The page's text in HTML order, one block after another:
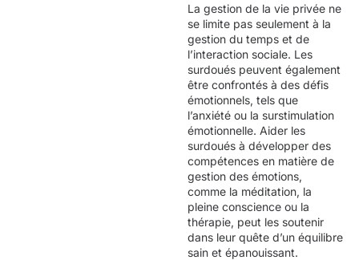
La gestion de la vie privée ne
se limite pas seulement à la
gestion du temps et de
l’interaction sociale. Les
surdoués peuvent également
être confrontés à des défis
émotionnels, tels que
l’anxiété ou la surstimulation
émotionnelle. Aider les
surdoués à développer des
compétences en matière de
gestion des émotions,
comme la méditation, la
pleine conscience ou la
thérapie, peut les soutenir
dans leur quête d’un équilibre
sain et épanouissant.